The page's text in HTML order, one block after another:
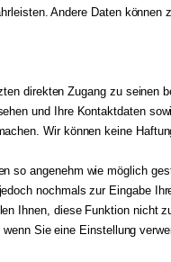
Andere Daten
direkten Zugang zu seinen
und Ihre Kontaktdaten
Wir können keine
so angenehm wie möglich
nochmals zur Eingabe
Ihnen, diese Funktion nicht
Sie eine Einstellung